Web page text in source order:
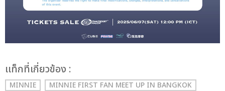
เเท็กที่เกี่ยวข้อง :
MINNIE MINNIE FIRST FAN MEET UP IN BANGKOK